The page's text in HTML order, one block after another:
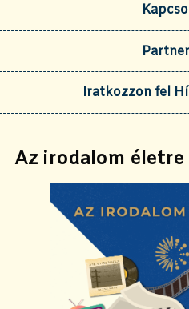
Iratkozzon fel
Az irodalom életre